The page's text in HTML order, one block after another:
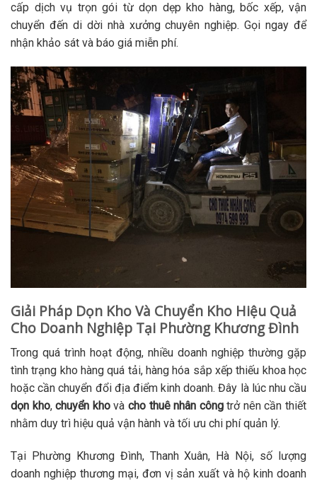
cấp dịch vụ trọn gói từ dọn dẹp kho hàng, bốc xếp, vận
chuyển đến di dời nhà xưởng chuyên nghiệp. Gọi ngay để
nhận khảo sát và báo giá miễn phí.
Giải Pháp Dọn Kho Và Chuyển Kho Hiệu Quả
Cho Doanh Nghiệp Tại Phường Khương Đình
Trong quá trình hoạt động, nhiều doanh nghiệp thường gặp
tình trạng kho hàng quá tải, hàng hóa sắp xếp thiếu khoa học
hoặc cần chuyển đổi địa điểm kinh doanh. Đây là lúc nhu cầu
dọn kho,chuyển khovà cho thuê nhân côngtrở nên cần thiết
nhằm duy trì hiệu quả vận hành và tối ưu chi phí quản lý.
Tại Phường Khương Đình, Thanh Xuân, Hà Nội, số lượng
doanh nghiệp thương mại, đơn vị sản xuất và hộ kinh doanh